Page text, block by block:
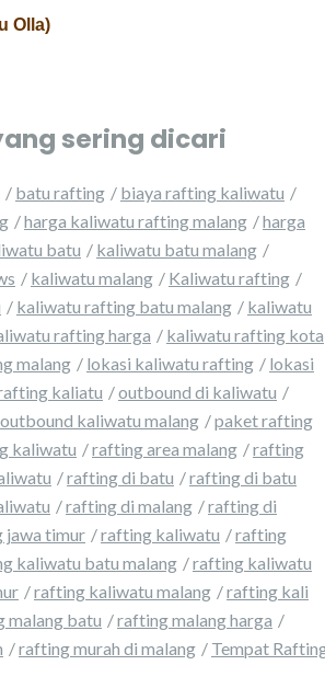
Olla)
sering dicari
batu rafting
biaya rafting kaliwatu
harga kaliwatu rafting malang
harga
batu
kaliwatu batu malang
kaliwatu malang
Kaliwatu rafting
kaliwatu rafting batu malang
kaliwatu
rafting harga
kaliwatu rafting kota
malang lokasi kaliwatu rafting
lokasi
kaliatu
outbound di kaliwatu
outbound kaliwatu malang
paket rafting
kaliwatu rafting area malang
rafting
rafting di batu
rafting di batu
rafting di malang
rafting di
jawa timur rafting kaliwatu
rafting
kaliwatu batu malang
rafting kaliwatu
rafting kaliwatu malang
rafting kali
malang batu
rafting malang harga
rafting murah di malang
Tempat